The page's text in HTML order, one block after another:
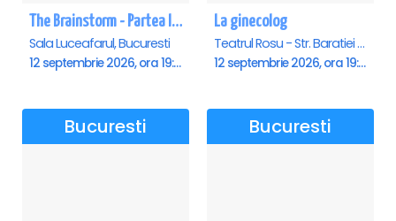
The Brainstorm - Partea I - Sala Luceafarul
Sala Luceafarul, Bucuresti
12 septembrie 2026, ora 19:00
La ginecolog
Teatrul Rosu - Str. Baratiei 31, Bucuresti
12 septembrie 2026, ora 19:30
Bucuresti Bucuresti